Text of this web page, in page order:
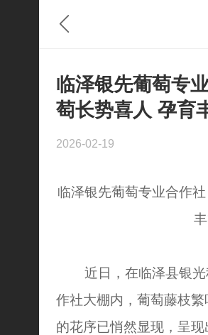
临泽银先葡萄专
萄长势喜人 孕育
2026-02-19
临泽银先葡萄专业合作
近日，在临泽县银光
作社大棚内，葡萄藤枝
的花序已悄然显现，呈现